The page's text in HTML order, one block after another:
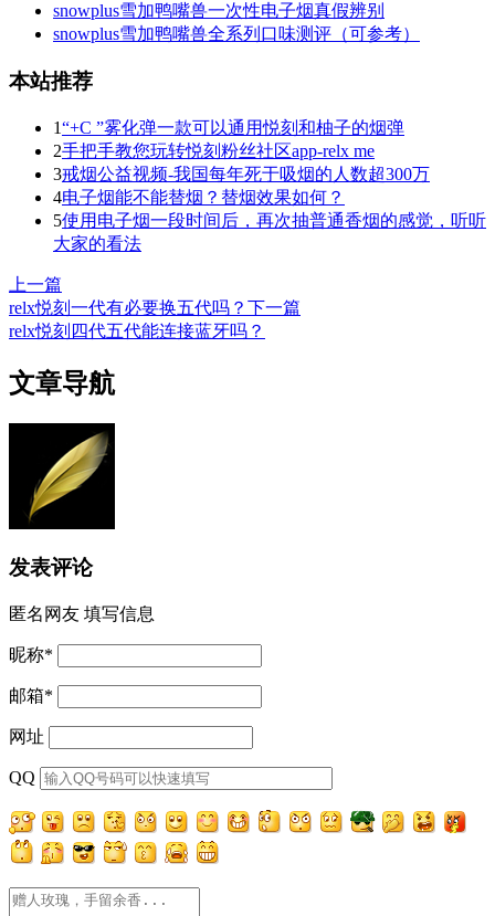
snowplus雪加鸭嘴兽一次性电子烟真假辨别
snowplus雪加鸭嘴兽全系列口味测评（可参考）
本站推荐
1“+C ”雾化弹一款可以通用悦刻和柚子的烟弹
2手把手教您玩转悦刻粉丝社区app-relx me
3戒烟公益视频-我国每年死于吸烟的人数超300万
4电子烟能不能替烟？替烟效果如何？
5使用电子烟一段时间后，再次抽普通香烟的感觉，听听
大家的看法
上一篇
relx悦刻一代有必要换五代吗？ 下一篇
relx悦刻四代五代能连接蓝牙吗？
文章导航
发表评论
匿名网友 填写信息
昵称*
邮箱*
网址
QQ